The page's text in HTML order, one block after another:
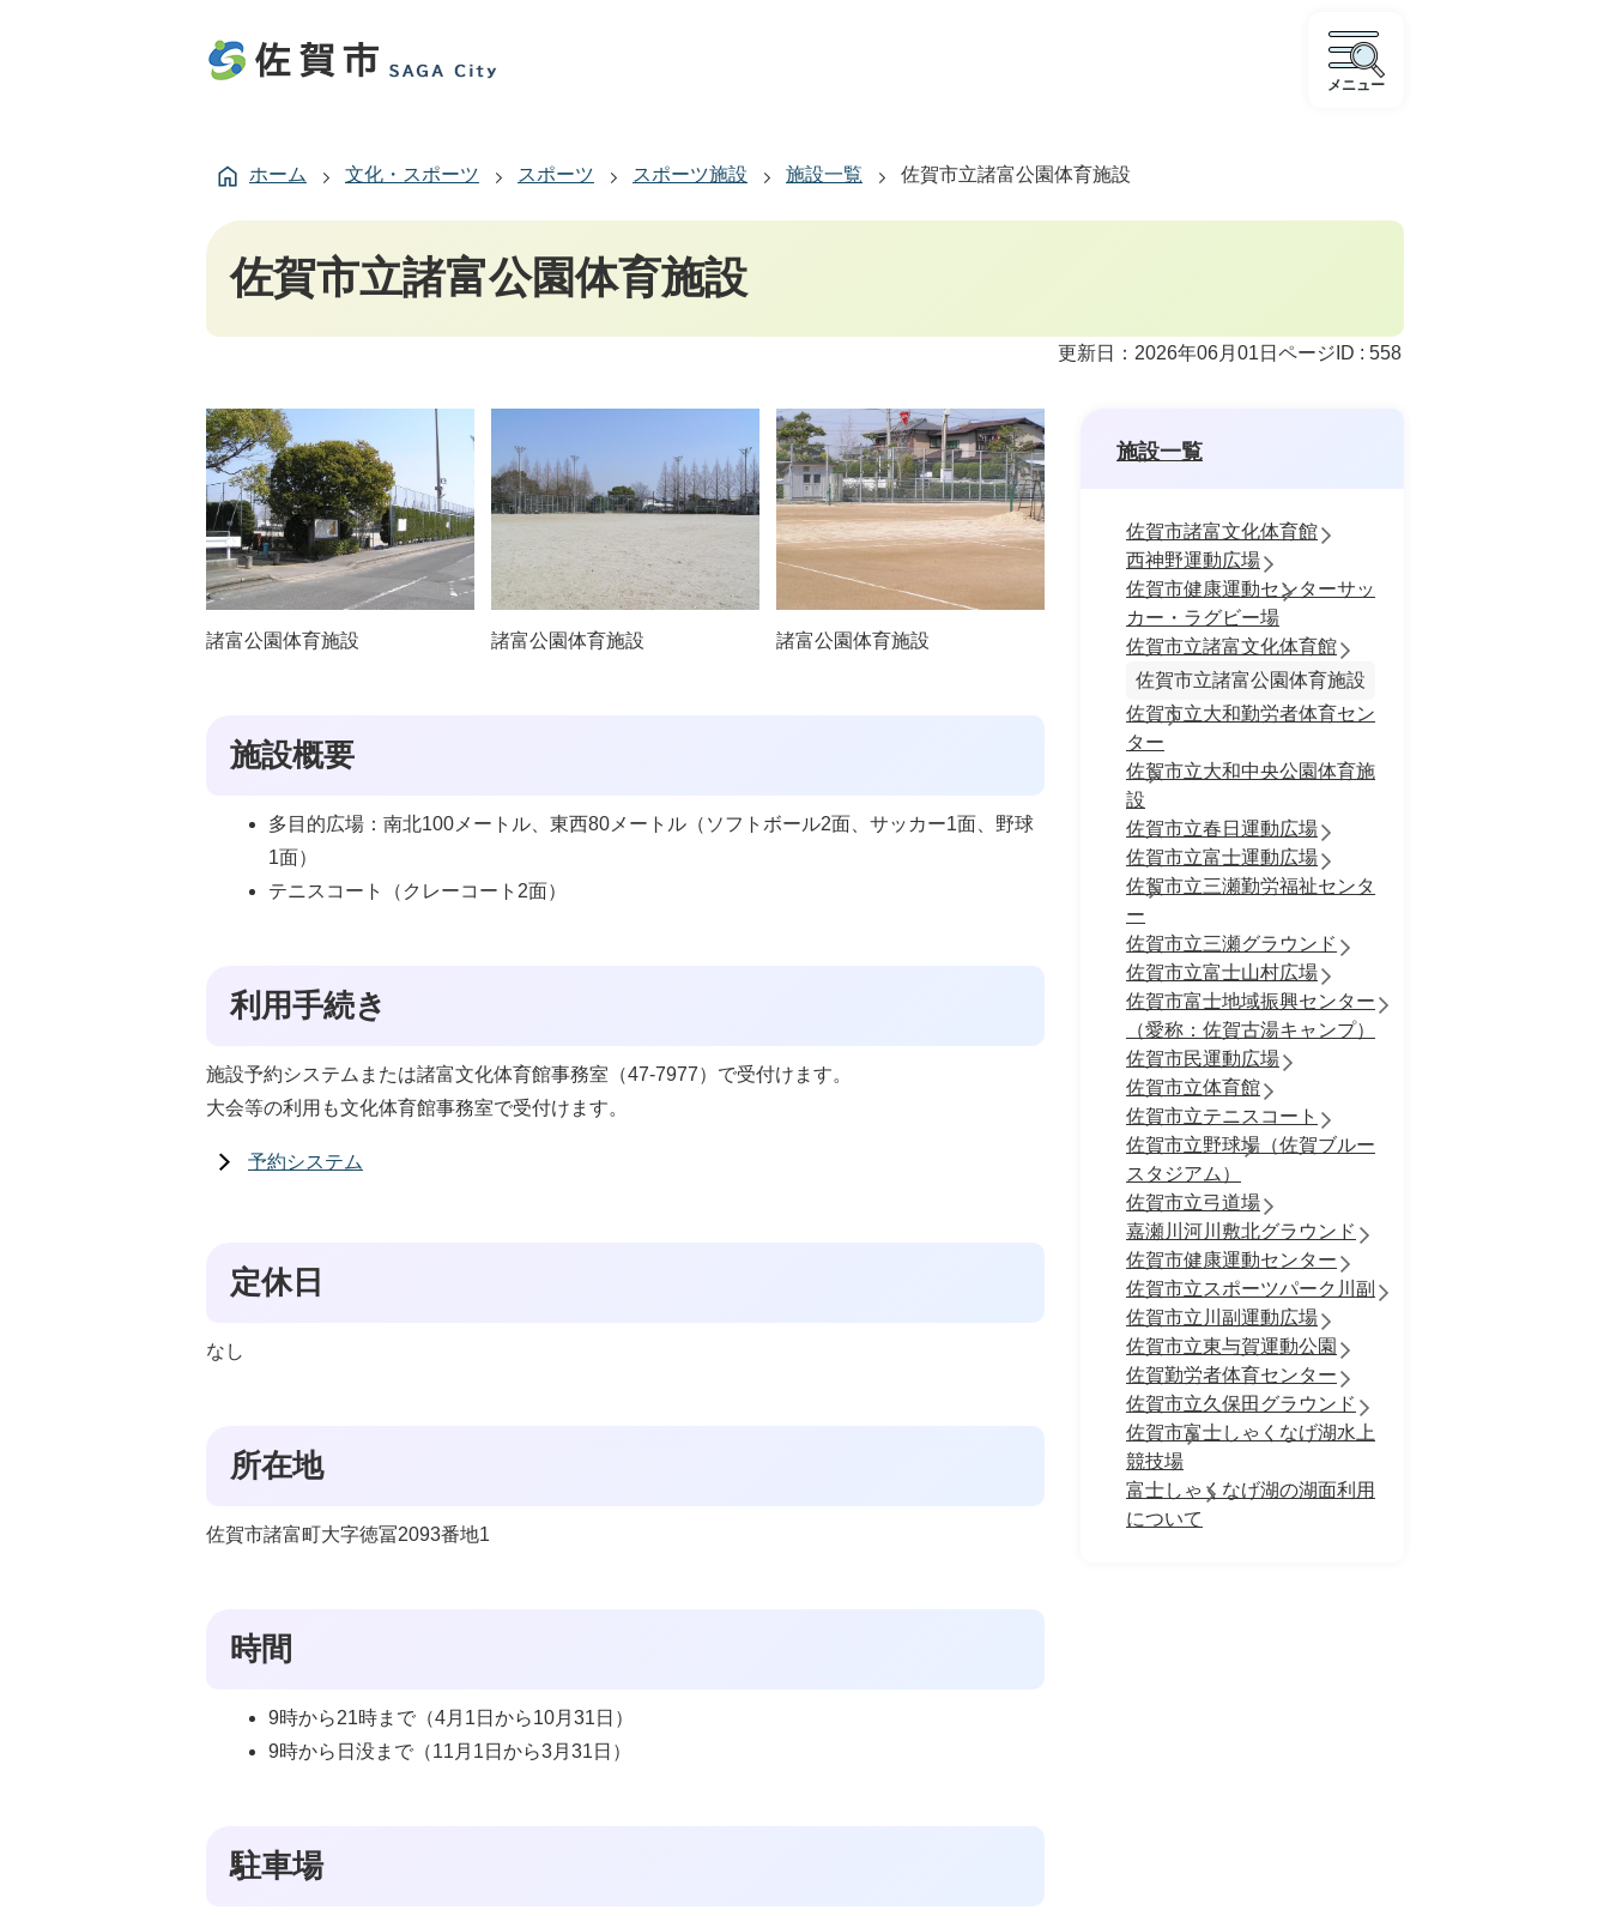
メニュー
ホーム 文化・スポーツ スポーツ スポーツ施設 施設一覧 佐賀市立諸富公園体育施設
佐賀市立諸富公園体育施設
更新日：2026年06月01日 ページID : 558
諸富公園体育施設 諸富公園体育施設 諸富公園体育施設
施設概要
多目的広場：南北100メートル、東西80メートル（ソフトボール2面、サッカー1面、野球
1面）
テニスコート（クレーコート2面）
利用手続き
施設予約システムまたは諸富文化体育館事務室（47‐7977）で受付けます。
大会等の利用も文化体育館事務室で受付けます。
予約システム
定休日
なし
所在地
佐賀市諸富町大字徳冨2093番地1
時間
9時から21時まで（4月1日から10月31日）
9時から日没まで（11月1日から3月31日）
駐車場
施設一覧
佐賀市諸富文化体育館
西神野運動広場
佐賀市健康運動センターサッ
カー・ラグビー場
佐賀市立諸富文化体育館
佐賀市立諸富公園体育施設
佐賀市立大和勤労者体育セン
ター
佐賀市立大和中央公園体育施
設
佐賀市立春日運動広場
佐賀市立富士運動広場
佐賀市立三瀬勤労福祉センタ
ー
佐賀市立三瀬グラウンド
佐賀市立富士山村広場
佐賀市富士地域振興センター
（愛称：佐賀古湯キャンプ）
佐賀市民運動広場
佐賀市立体育館
佐賀市立テニスコート
佐賀市立野球場（佐賀ブルー
スタジアム）
佐賀市立弓道場
嘉瀬川河川敷北グラウンド
佐賀市健康運動センター
佐賀市立スポーツパーク川副
佐賀市立川副運動広場
佐賀市立東与賀運動公園
佐賀勤労者体育センター
佐賀市立久保田グラウンド
佐賀市富士しゃくなげ湖水上
競技場
富士しゃくなげ湖の湖面利用
について